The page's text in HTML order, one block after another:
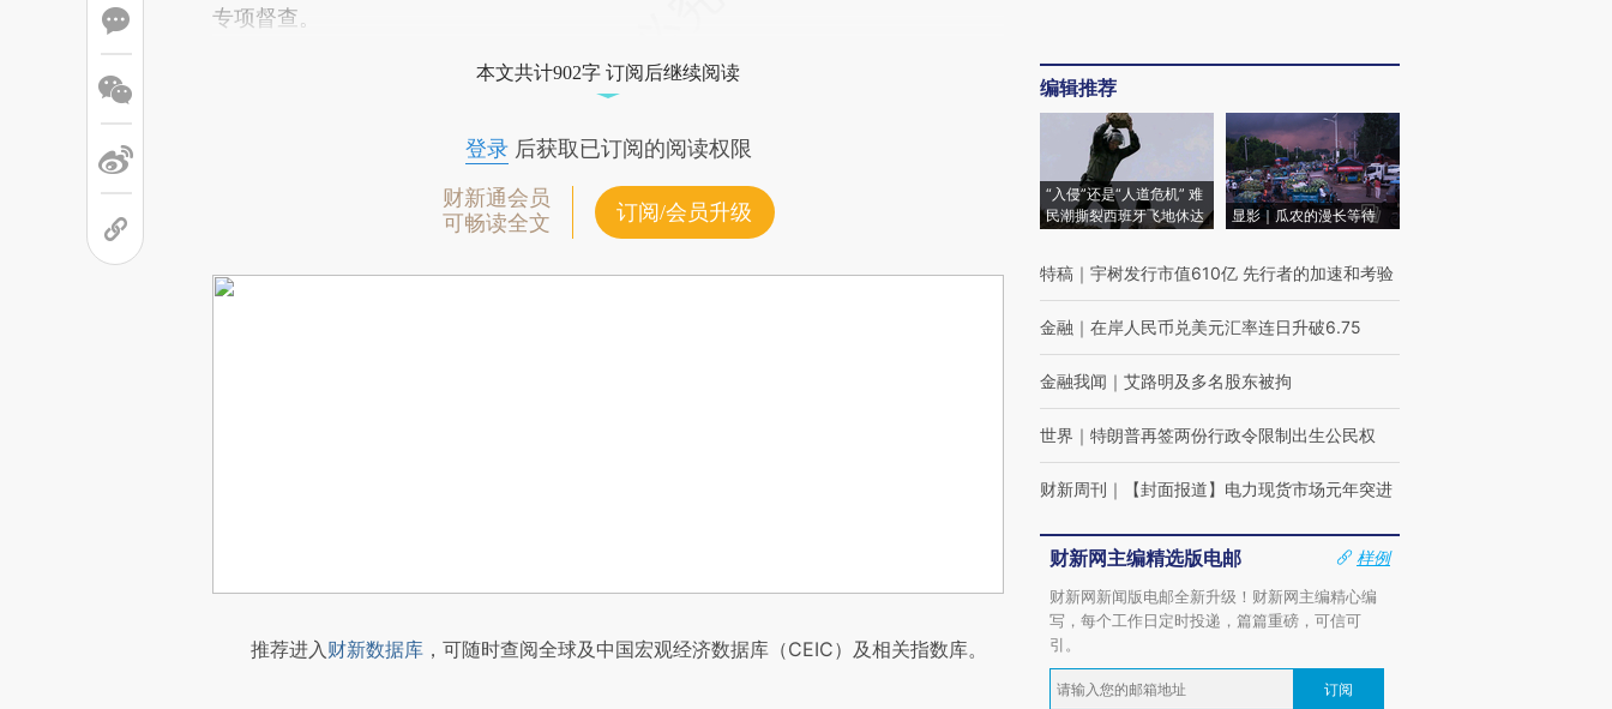
专项督查。
本文共计902字 订阅后继续阅读
登录后获取已订阅的阅读权限
财新通会员
可畅读全文
订阅/会员升级
推荐进入财新数据库 ，可随时查阅全球及中国宏观经济数据库（CEIC）及相关指数库。
编辑推荐
“入侵”还是“人道危机” 难
民潮撕裂西班牙飞地休达
显影｜瓜农的漫长等待
特稿 ｜ 宇树发行市值610亿 先行者的加速和考验
金融 ｜ 在岸人民币兑美元汇率连日升破6.75
金融我闻 ｜ 艾路明及多名股东被拘
世界 ｜ 特朗普再签两份行政令限制出生公民权
财新周刊 ｜ 【封面报道】电力现货市场元年突进
财新网主编精选版电邮
样例
财新网新闻版电邮全新升级！财新网主编精心编
写，每个工作日定时投递，篇篇重磅，可信可
引。
订阅